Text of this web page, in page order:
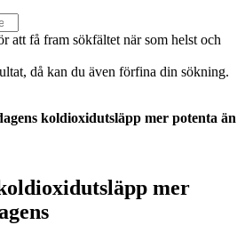
att få fram sökfältet när som helst och
då kan du även förfina din sökning.
koldioxidutsläpp mer potenta än
mer